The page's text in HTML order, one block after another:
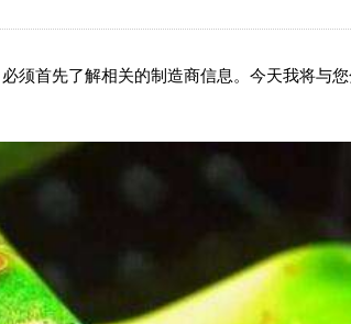
首先了解相关的制造商信息。今天我将与